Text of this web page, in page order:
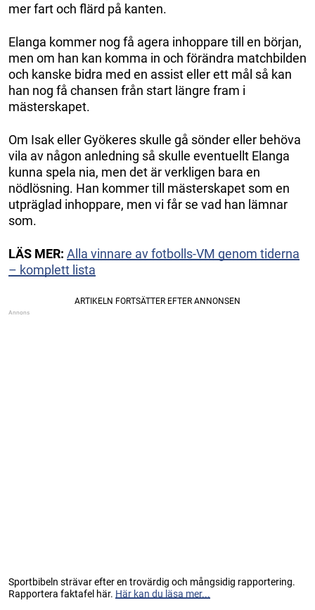
mer fart och flärd på kanten.
Elanga kommer nog få agera inhoppare till en början,
men om han kan komma in och förändra matchbilden
och kanske bidra med en assist eller ett mål så kan
han nog få chansen från start längre fram i
mästerskapet.
Om Isak eller Gyökeres skulle gå sönder eller behöva
vila av någon anledning så skulle eventuellt Elanga
kunna spela nia, men det är verkligen bara en
nödlösning. Han kommer till mästerskapet som en
utpräglad inhoppare, men vi får se vad han lämnar
som.
LÄS MER: Alla vinnare av fotbolls-VM genom tiderna
– komplett lista
Sportbibeln strävar efter en trovärdig och mångsidig rapportering.
Rapportera faktafel här. Här kan du läsa mer...